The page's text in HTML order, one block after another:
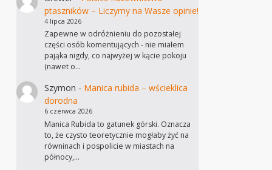
ptaszników – Liczymy na Wasze opinie!
4 lipca 2026
Zapewne w odróżnieniu do pozostałej
części osób komentujących - nie miałem
pająka nigdy, co najwyżej w kącie pokoju
(nawet o…
Szymon - Manica rubida – wścieklica
dorodna
6 czerwca 2026
Manica Rubida to gatunek górski. Oznacza
to, że czysto teoretycznie mogłaby żyć na
równinach i pospolicie w miastach na
północy,…